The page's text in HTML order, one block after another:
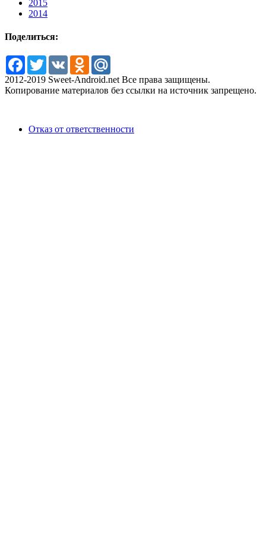
2015
2014
Поделиться:
Facebook
TwitterVK Odnoklassniki
2012-2019 Sweet-Android.net Все права защищены.
Копирование материалов без ссылки на источник запрещено.
Отказ от ответственности